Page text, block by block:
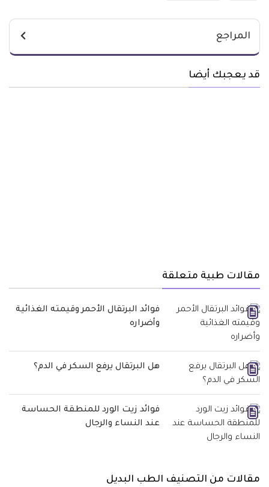
المراجع
قد يعجبك أيضا
مقالات طبية متعلقة
فوائد البرتقال الأحمر وقيمته الغذائية
وأضراره
هل البرتقال يرفع السكر في الدم؟
فوائد زيت الورد للمنطقة الحساسة
عند النساء والرجال
مقالات من التصنيف الطب البديل